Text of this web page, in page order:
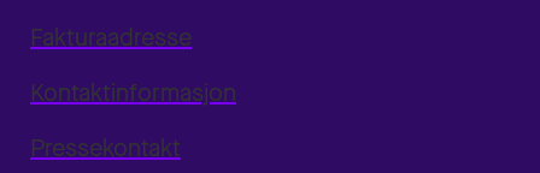
Fakturaadresse
Kontaktinformasjon
Pressekontakt